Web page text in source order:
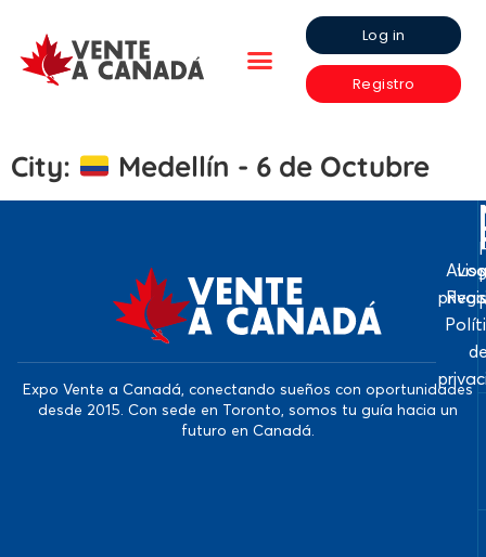
Log in
Registro
City: Medellín - 6 de Octubre
Expo Vente a Canadá, conectando sueños con oportunidades
desde 2015. Con sede en Toronto, somos tu guía hacia un
futuro en Canadá.